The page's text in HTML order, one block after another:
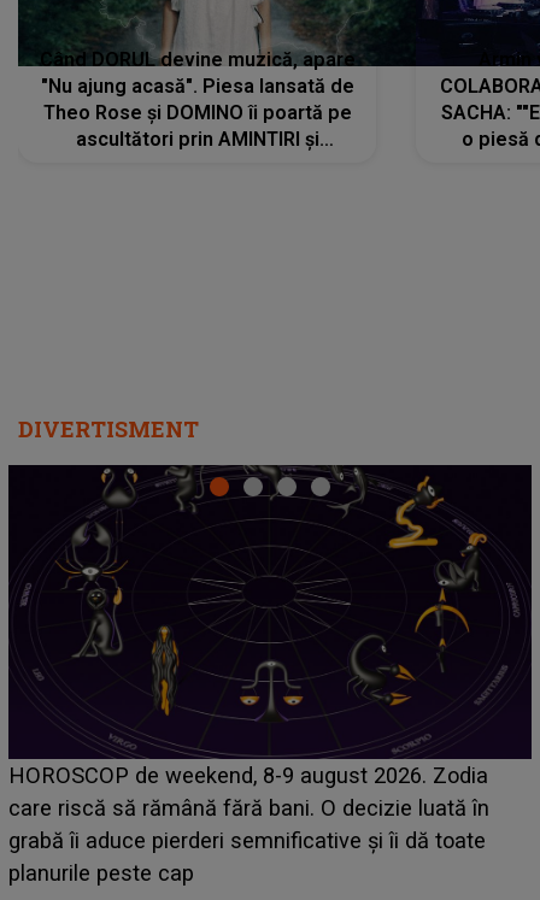
Când DORUL devine muzică, apare
"Nu ajung acasă". Piesa lansată de
Theo Rose și DOMINO îi poartă pe
ascultători prin AMINTIRI și
SACHA:
o piesă
DIVERTISMENT
Emanuel a ținut ACEST DETALIU ASCUNS până
acum! În fața Alexandrei, concurentul din Casa Iubirii
face o MĂRTURISIRE NEAȘTEPTATĂ despre mama
sa: "I-am spus și ei în față, eu nu te iubesc pentru